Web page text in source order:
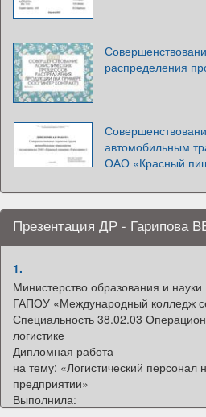
распределения
автомобильным
ОАО «Красный
Презентация ДР - Гарипова
1.
Министерство образования и науки
ГАПОУ «Международный колледж
Специальность 38.02.03
логистике
Дипломная работа
на тему: «Логистический персонал
предприятии»
Выполнила: